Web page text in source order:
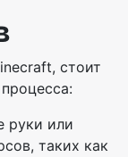
стоит
руки или
таких как